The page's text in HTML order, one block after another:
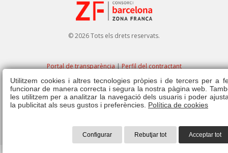
© 2026 Tots els drets reservats.
Portal de transparència|Perfil del contractant
Avís legal |Política de privacitat|Política de cookies |Canal ètic|Dret
d'admissió|Normativa
Utilitzem cookies i altres tecnologies pròpies i de tercers per a
funcionar de manera correcta i segura la nostra pàgina web.
les utilitzem per a analitzar la navegació dels usuaris i poder
la publicitat als seus gustos i preferències. Política de cookies
Configurar Rebutjar tot Acceptar tot